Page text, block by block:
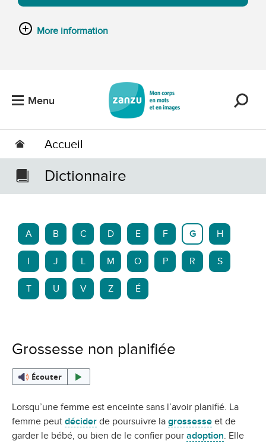
More information
Menu
Accueil
Dictionnaire
A B C D E F G H
J L M O P R S
T U V Z É
Grossesse non planifiée
Écouter
Lorsqu’une femme est enceinte sans l’avoir planifié. La
femme peut décider de poursuivre la grossesse et de
garder le bébé, ou bien de le confier pour adoption. Elle